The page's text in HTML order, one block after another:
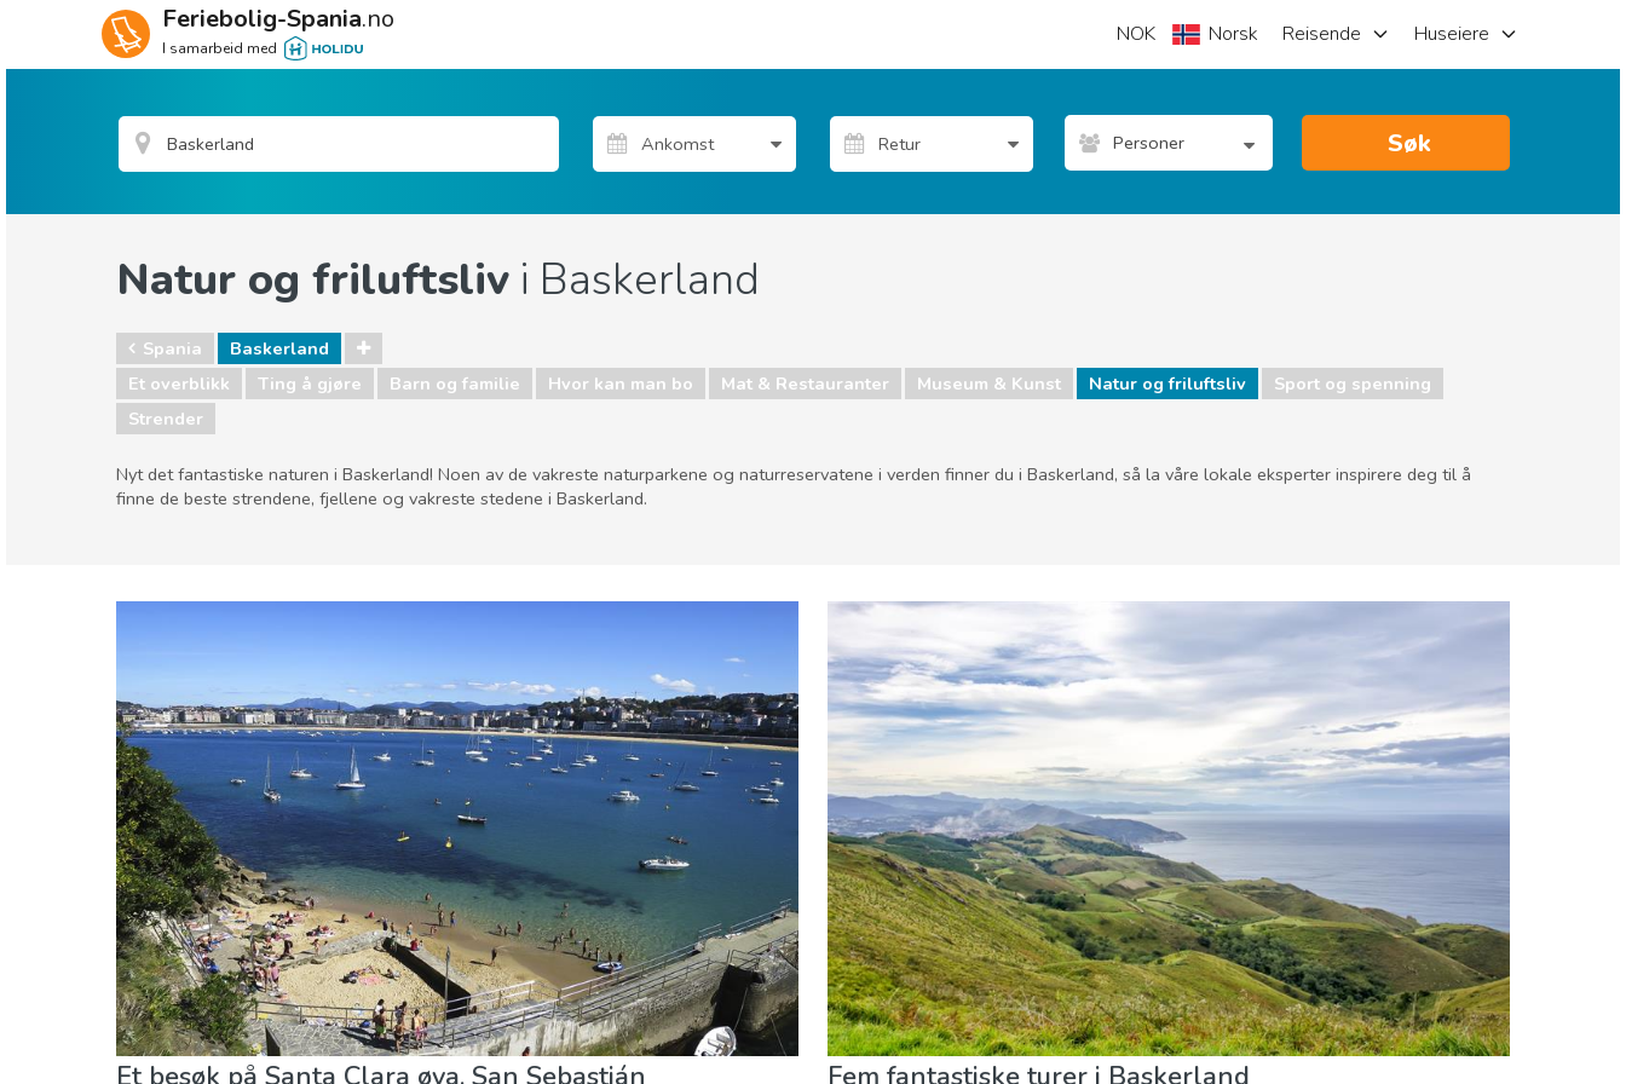
Feriebolig-Spania.no
I samarbeid med
NOK Norsk Reisende Huseiere
Personer Søk
Natur og friluftsliv i Baskerland
Spania
Baskerland
Et overblikk
Ting å gjøre Barn og familie Hvor kan man bo Mat & Restauranter Museum & Kunst Natur og friluftsliv
Sport og spenning
Strender
Nyt det fantastiske naturen i Baskerland! Noen av de vakreste naturparkene og naturreservatene i verden finner du i Baskerland, så la våre lokale eksperter inspirere deg til å
finne de beste strendene, fjellene og vakreste stedene i Baskerland.
Natur og friluftsliv Sport og spenning
Et besøk på Santa Clara øya, San Sebastián Fem fantastiske turer i Baskerland